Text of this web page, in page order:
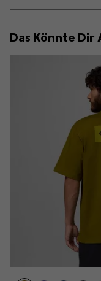
Das Könnte Dir